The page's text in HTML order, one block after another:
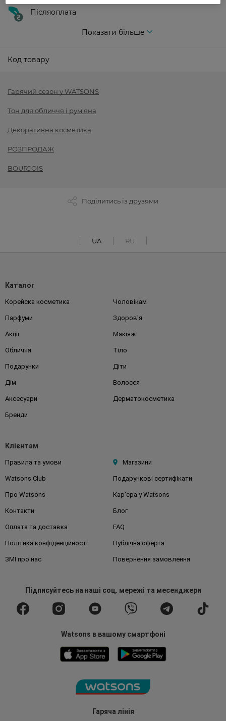
Післяоплата
Показати більше
Код товару
Гарячий сезон у WATSONS
Тон для обличчя і рум'яна
Декоративна косметика
РОЗПРОДАЖ
BOURJOIS
Поділитись із друзями
UA RU
Гаряча лінія
Каталог
Корейска косметика Чоловікам
Парфуми Здоров'я
Акції Макіяж
Обличчя Тіло
Подарунки Діти
Дім Волосся
Аксесуари Дерматокосметика
Бренди
Клієнтам
Правила та умови Магазини
Watsons Club Подарункові сертифікати
Про Watsons Кар'єра у Watsons
Контакти Блог
Оплата та доставка FAQ
Політика конфіденційності Публічна оферта
ЗМІ про нас Повернення замовлення
Підписуйтесьна наші соц. мережі та месенджери
Watsons в вашому смартфоні